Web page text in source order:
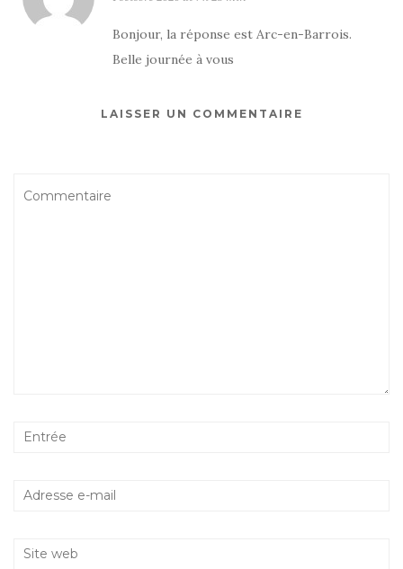
Bonjour, la réponse est Arc-en-Barrois.
Belle journée à vous
LAISSER UN COMMENTAIRE